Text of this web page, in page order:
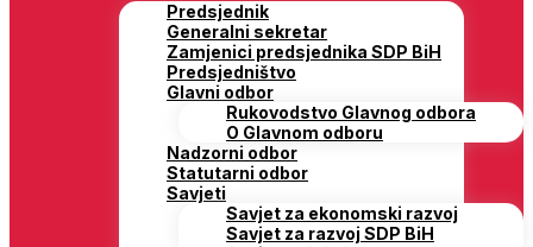
Predsjednik
Generalni sekretar
Zamjenici predsjednika SDP BiH
Predsjedništvo
Glavni odbor
Rukovodstvo Glavnog odbora
O Glavnom odboru
Nadzorni odbor
Statutarni odbor
Savjeti
Savjet za ekonomski razvoj
Savjet za razvoj SDP BiH